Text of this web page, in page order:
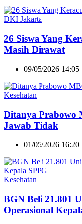
DKI Jakarta
26 Siswa Yang
Masih Dirawat
09/05/2026 14:05
Kesehatan
Ditanya Prabowo
Jawab Tidak
01/05/2026 16:20
Kesehatan
BGN Beli 21.801
Operasional